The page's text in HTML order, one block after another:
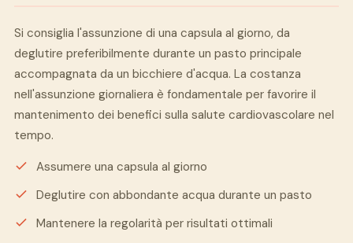
Si consiglia l'assunzione di una capsula al giorno, da
deglutire preferibilmente durante un pasto principale
accompagnata da un bicchiere d'acqua. La costanza
nell'assunzione giornaliera è fondamentale per favorire il
mantenimento dei benefici sulla salute cardiovascolare nel
tempo.
Assumere una capsula al giorno
Deglutire con abbondante acqua durante un pasto
Mantenere la regolarità per risultati ottimali